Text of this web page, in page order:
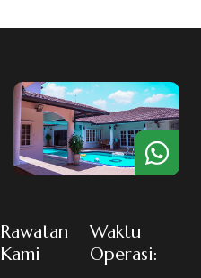
Rawatan
Kami
Waktu
Operasi: